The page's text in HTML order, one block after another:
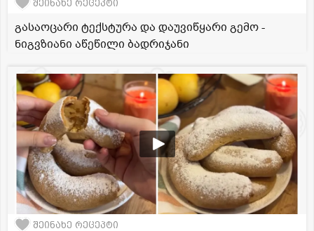
შეინახე რეცეპტი
გასაოცარი ტექსტურა და დაუვიწყარი გემო -
ნიგვზიანი აწეწილი ბადრიჯანი
შეინახე რეცეპტი